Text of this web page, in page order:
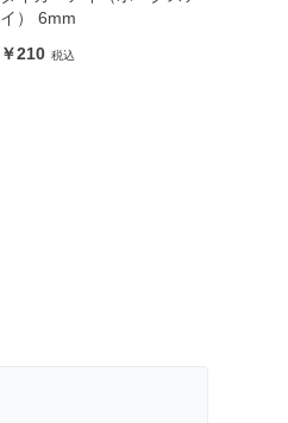
イ） 6mm
210